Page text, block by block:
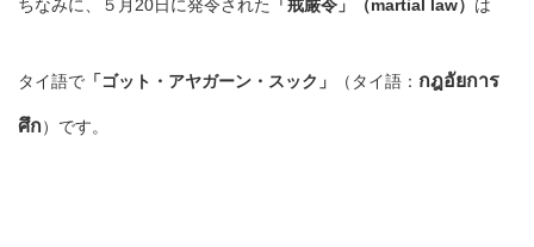
ちなみに、５月20日に発令された 「戒厳令」（martial law） は
タイ語で 「ゴット・アヤガーン・スック」 （タイ語： กฎอัยการ
ศึก）です。